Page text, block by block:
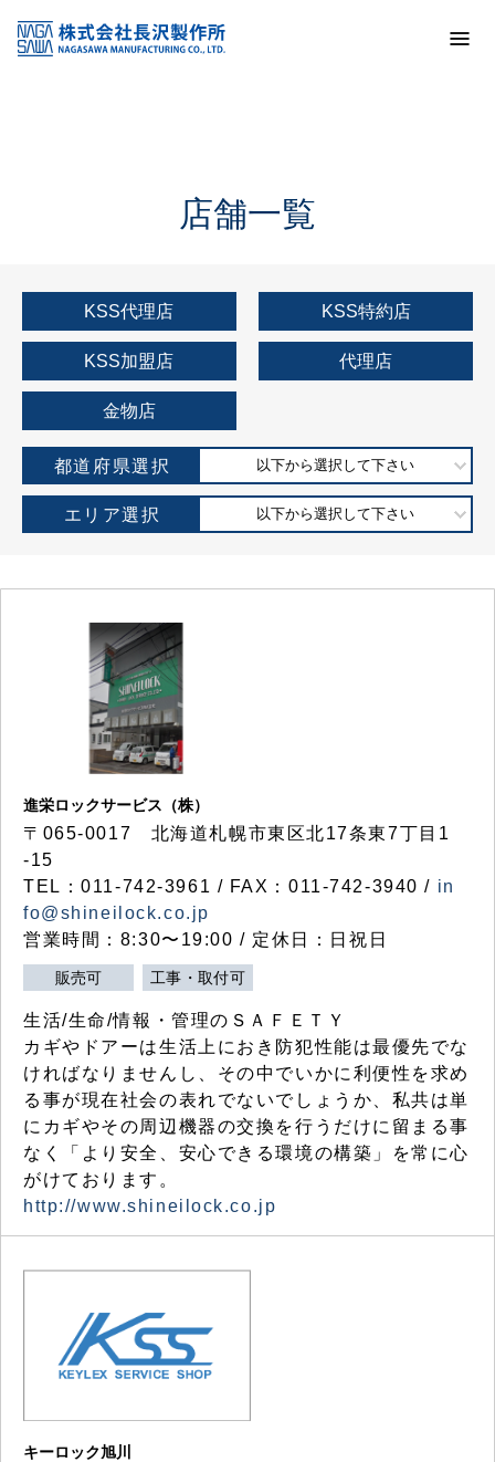
KSS加盟店・取扱店情報
店舗一覧
店舗一覧
KSS代理店 KSS特約店
KSS加盟店 代理店
金物店
都道府県選択 以下から選択して下さい
エリア選択 以下から選択して下さい
進栄ロックサービス（株）
〒065-0017 北海道札幌市東区北17条東7丁目1
-15
TEL：011-742-3961 / FAX：011-742-3940 / in
fo@shineilock.co.jp
営業時間：8:30〜19:00 / 定休日：日祝日
販売可 工事・取付可
生活/生命/情報・管理のＳＡＦＥＴＹ
カギやドアーは生活上におき防犯性能は最優先でな
ければなりませんし、その中でいかに利便性を求め
る事が現在社会の表れでないでしょうか、私共は単
にカギやその周辺機器の交換を行うだけに留まる事
なく「より安全、安心できる環境の構築」を常に心
がけております。
http://www.shineilock.co.jp
キーロック旭川